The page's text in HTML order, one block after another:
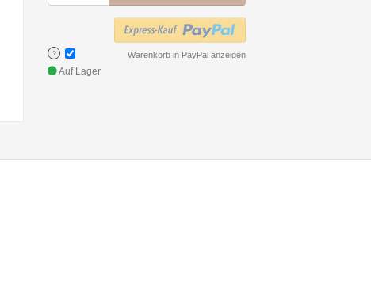
? Warenkorb in PayPal anzeigen
Auf Lager